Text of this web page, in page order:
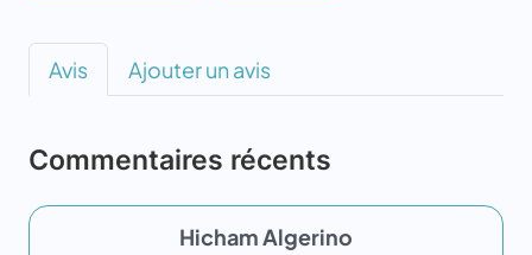
Avis Ajouter un avis
Commentaires récents
Hicham Algerino